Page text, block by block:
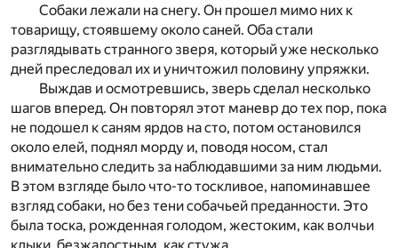
Собаки лежали на снегу. Он прошел мимо них к
товарищу, стоявшему около саней. Оба стали
разглядывать странного зверя, который уже несколько
дней преследовал их и уничтожил половину упряжки.
Выждав и осмотревшись, зверь сделал несколько
шагов вперед. Он повторял этот маневр до тех пор, пока
не подошел к саням ярдов на сто, потом остановился
около елей, поднял морду и, поводя носом, стал
внимательно следить за наблюдавшими за ним людьми.
В этом взгляде было что-то тоскливое, напоминавшее
взгляд собаки, но без тени собачьей преданности. Это
была тоска, рожденная голодом, жестоким, как волчьи